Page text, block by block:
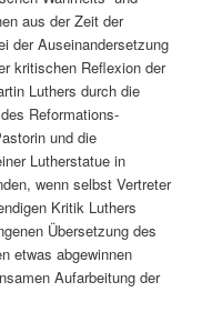
aus der Zeit der
der Auseinandersetzung
kritischen Reflexion der
Luthers durch die
Reformations-
und die
Lutherstatue in
wenn selbst Vertreter
Kritik Luthers
Übersetzung des
etwas abgewinnen
Aufarbeitung der